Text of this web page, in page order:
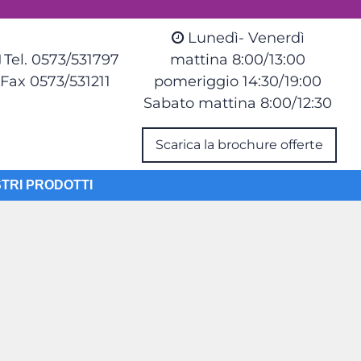
Tel. 0573/531797
Fax 0573/531211
Lunedì- Venerdì
mattina 8:00/13:00
pomeriggio 14:30/19:00
Sabato mattina 8:00/12:30
Scarica la brochure offerte
PRODOTTI